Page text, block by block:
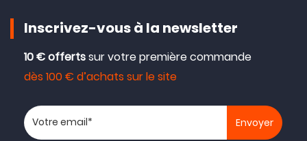
Inscrivez-vous à la newsletter
10 € offertssur votre première commande
dès 100 € d’achats sur le site
Votre adresse email